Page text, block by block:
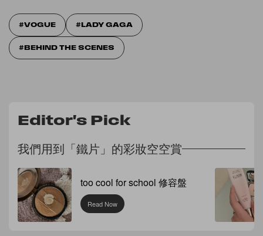
VOGUE LADY GAGA
BEHIND THE SCENES
Editor's Pick
我們用到「鐵片」的彩妝空空賞
too cool for school 修容盤
Read Now